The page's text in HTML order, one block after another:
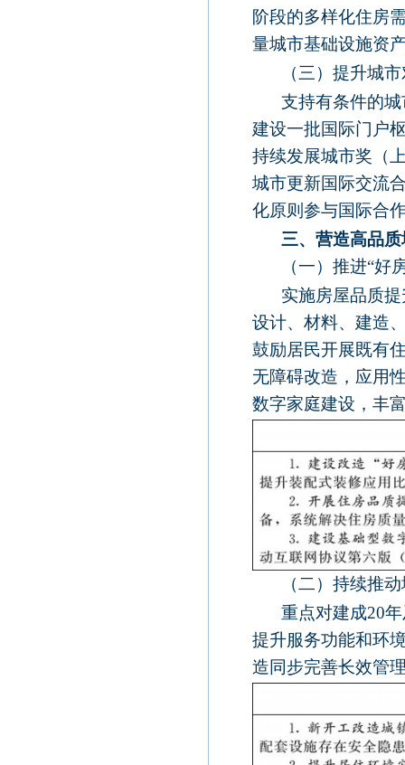
阶段的多样化住房
量城市基础设施资
（三）提升城
支持有条件的
建设一批国际门户
持续发展城市奖（
城市更新国际交流
化原则参与国际合
三、营造高品
（一）推进“好
实施房屋品质
设计、材料、建造
鼓励居民开展既有
无障碍改造，应用
数字家庭建设，丰
（二）持续推
重点对建成20
提升服务功能和环
造同步完善长效管